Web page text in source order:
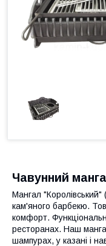
Чавунний
Мангал
кам'яного барбекю.
комфорт.
ресторанах. Наш
шампурах, у казані і